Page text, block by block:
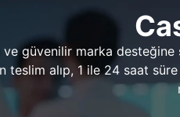
güvenilir marka
teslim alıp, 1 ile 24 saat